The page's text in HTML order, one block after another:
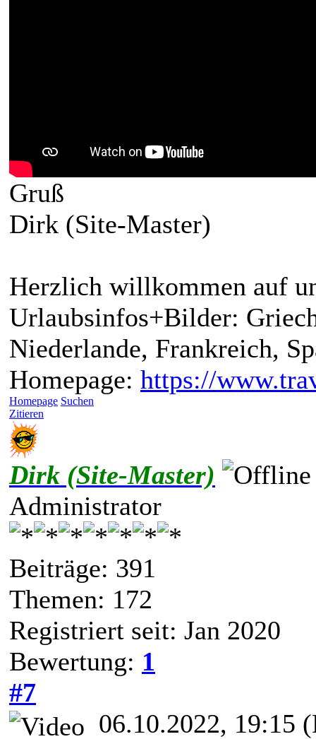
Gruß
Dirk (Site-Master)
Herzlich willkommen auf
Urlaubsinfos+Bilder:
Niederlande, Frankreich,
Homepage: https://
Homepage Suchen
Zitieren
Dirk (Site-Master)
Administrator
Beiträge: 391
Themen: 172
Registriert seit: Jan 2020
Bewertung: 1
#7
06.10.2022, 19:15